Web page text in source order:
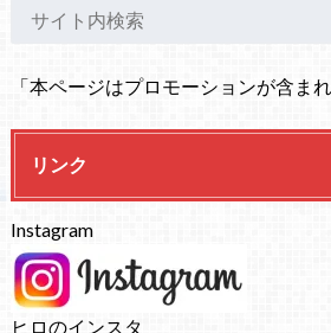
「本ページはプロモーションが含ま
リンク
Instagram
ヒロのインスタ